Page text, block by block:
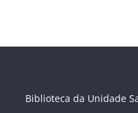
Biblioteca da Unidade